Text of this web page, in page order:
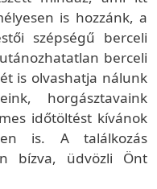
is hozzánk, a
szépségű berceli
berceli
is olvashatja nálunk
horgásztavaink
időtöltést kívánok
is. A találkozás
bízva, üdvözli Önt